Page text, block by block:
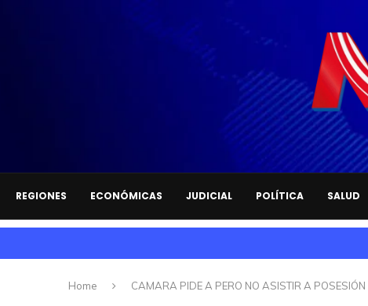
REGIONES ECONÓMICAS JUDICIAL POLÍTICA SALUD
Home CAMARA PIDE A PERO NO ASISTIR A